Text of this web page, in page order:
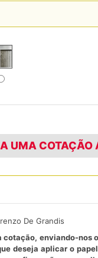
UMA COTAÇÃO
De Grandis
cotação, enviando-nos
deseja aplicar o